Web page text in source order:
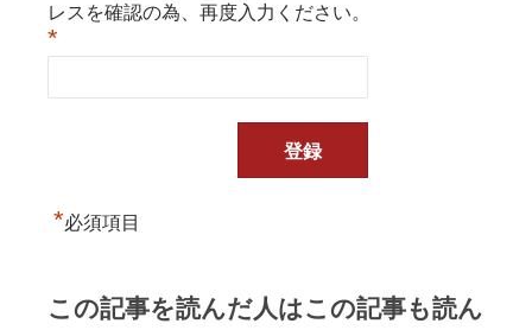
レスを確認の為、再度入力ください。
*
*必須項目
この記事を読んだ人はこの記事も読ん